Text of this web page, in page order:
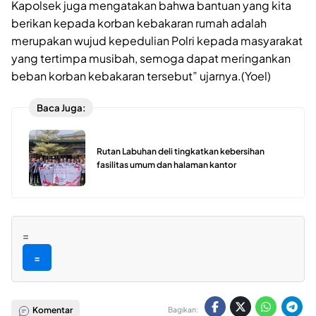
Kapolsek juga mengatakan bahwa bantuan yang kita
berikan kepada korban kebakaran rumah adalah
merupakan wujud kepedulian Polri kepada masyarakat
yang tertimpa musibah, semoga dapat meringankan
beban korban kebakaran tersebut” ujarnya.(Yoel)
Baca Juga:
Rutan Labuhan deli tingkatkan kebersihan
fasilitas umum dan halaman kantor
=
=
Komentar Bagikan: